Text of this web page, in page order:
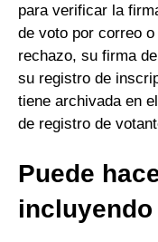
para verificar la
de voto por correo
rechazo, su firma
su registro de
tiene archivada en
de registro de
Puede